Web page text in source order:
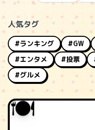
人気タグ
#ランキング #GW
#エンタメ
#投票
#グルメ
🍽️